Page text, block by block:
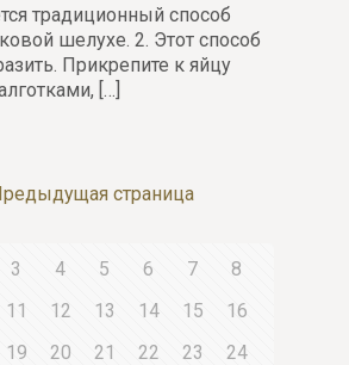
традиционный способ
шелухе. 2. Этот способ
Прикрепите к яйцу
[…]
страница
3 4 5 6 7
8
11 12 13 14 15
16
19 20 21 22 23
24